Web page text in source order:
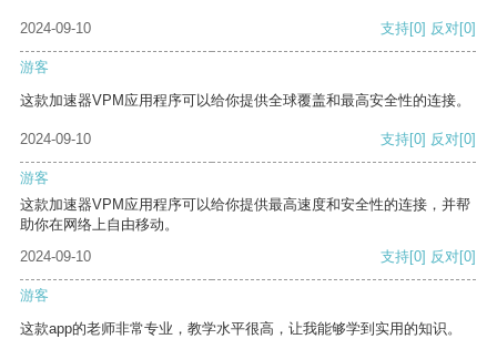
2024-09-10 支持[0] 反对[0]
游客
这款加速器VPM应用程序可以给你提供全球覆盖和最高安全性的连接。
2024-09-10 支持[0] 反对[0]
游客
这款加速器VPM应用程序可以给你提供最高速度和安全性的连接，并帮
助你在网络上自由移动。
2024-09-10
支持[0] 反对[0]
游客
这款app的老师非常专业，教学水平很高，让我能够学到实用的知识。